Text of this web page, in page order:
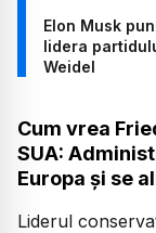
Elon Musk
lidera
Weidel
Cum vrea
SUA:
Europa și se
Liderul